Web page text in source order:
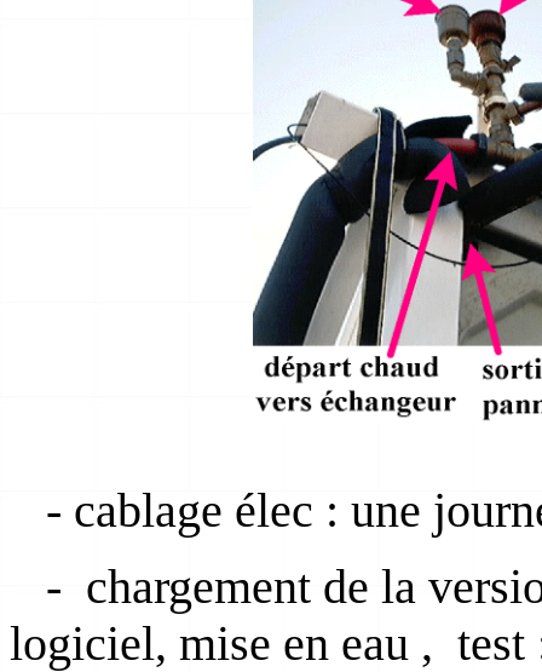
- cablage élec : une
- chargement de la
logiciel, mise en eau , test